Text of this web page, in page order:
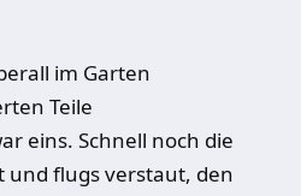
im Garten
Teile
eins. Schnell noch die
flugs verstaut, den